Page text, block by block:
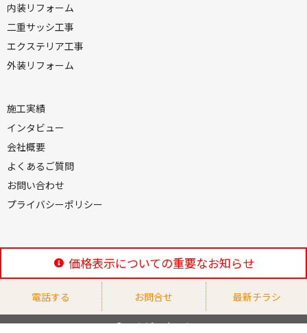
内装リフォーム
二重サッシ工事
エクステリア工事
外装リフォーム
施工実績
インタビュー
会社概要
よくあるご質問
お問い合わせ
プライバシーポリシー
価格表示についての重要なお知らせ
電話する お問合せ 最新チラシ
© エムビーホーム